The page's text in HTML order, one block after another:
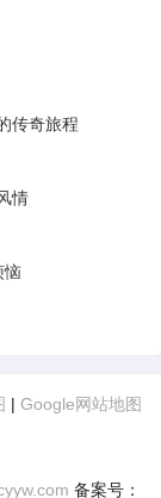
传奇旅程
情
恼
| Google网站地图
备案号：